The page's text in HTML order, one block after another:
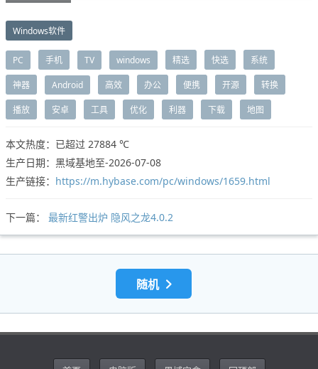
Windows软件
PC 手机 TV windows 精选 快选 系统
神器 Android 高效 办公 便携 开源 转换
播放 安卓 工具 优化 利器 下载 地图
本文热度：已超过 27884 ℃
生产日期：黑域基地至-2026-07-08
生产链接： https://m.hybase.com/pc/windows/1659.html
下一篇： 最新红警出炉 隐风之龙4.0.2
随机